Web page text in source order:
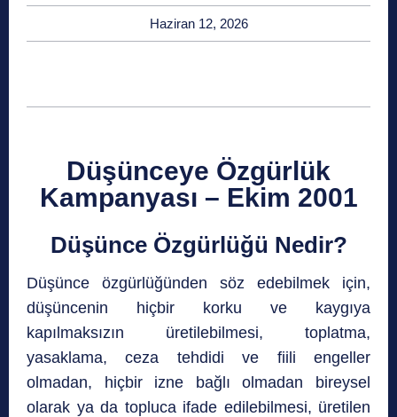
Haziran 12, 2026
Düşünceye Özgürlük
Kampanyası – Ekim 2001
Düşünce Özgürlüğü Nedir?
Düşünce özgürlüğünden söz edebilmek için,
düşüncenin hiçbir korku ve kaygıya
kapılmaksızın üretilebilmesi, toplatma,
yasaklama, ceza tehdidi ve fiili engeller
olmadan, hiçbir izne bağlı olmadan bireysel
olarak ya da topluca ifade edilebilmesi, üretilen